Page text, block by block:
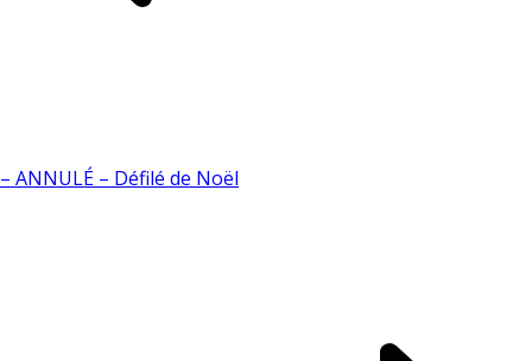
– ANNULÉ – Défilé de Noël